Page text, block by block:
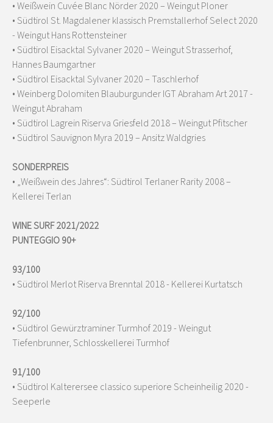
• Weißwein Cuvée Blanc Nörder 2020 – Weingut Ploner
• Südtirol St. Magdalener klassisch Premstallerhof Select 2020
- Weingut Hans Rottensteiner
• Südtirol Eisacktal Sylvaner 2020 – Weingut Strasserhof,
Hannes Baumgartner
• Südtirol Eisacktal Sylvaner 2020 – Taschlerhof
• Weinberg Dolomiten Blauburgunder IGT Abraham Art 2017 -
Weingut Abraham
• Südtirol Lagrein Riserva Griesfeld 2018 – Weingut Pfitscher
• Südtirol Sauvignon Myra 2019 – Ansitz Waldgries
SONDERPREIS
• „Weißwein des Jahres“: Südtirol Terlaner Rarity 2008 –
Kellerei Terlan
WINE SURF 2021/2022
PUNTEGGIO 90+
93/100
• Südtirol Merlot Riserva Brenntal 2018 - Kellerei Kurtatsch
92/100
• Südtirol Gewürztraminer Turmhof 2019 - Weingut
Tiefenbrunner, Schlosskellerei Turmhof
91/100
• Südtirol Kalterersee classico superiore Scheinheilig 2020 -
Seeperle